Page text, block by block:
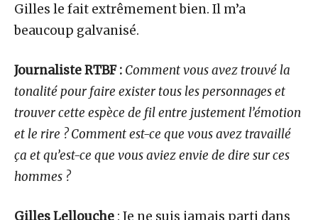
Gilles le fait extrêmement bien. Il m’a
beaucoup galvanisé.
Journaliste RTBF : Comment vous avez trouvé la
tonalité pour faire exister tous les personnages et
trouver cette espèce de fil entre justement l’émotion
et le rire ? Comment est-ce que vous avez travaillé
ça et qu’est-ce que vous aviez envie de dire sur ces
hommes ?
Gilles Lellouche : Je ne suis jamais parti dans